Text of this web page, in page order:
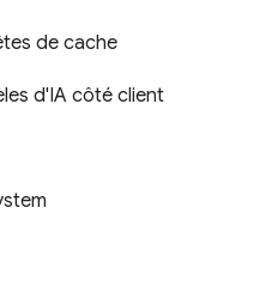
de cache
d'IA côté client